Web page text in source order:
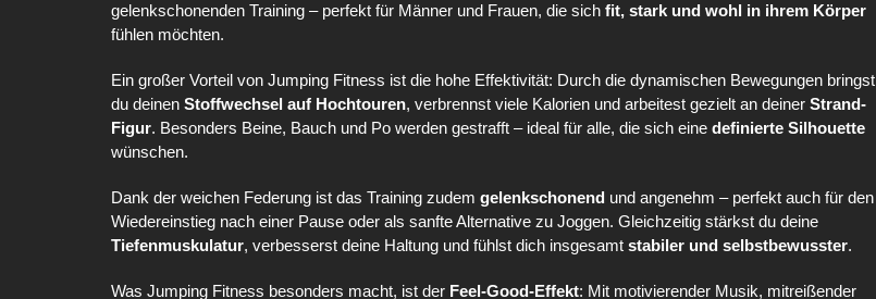
gelenkschonenden Training – perfekt für Männer und Frauen, die sich fit, stark und wohl in ihrem Körper
fühlen möchten.
Ein großer Vorteil von Jumping Fitness ist die hohe Effektivität: Durch die dynamischen Bewegungen bringst
du deinen Stoffwechsel auf Hochtouren, verbrennst viele Kalorien und arbeitest gezielt an deiner Strand-
Figur. Besonders Beine, Bauch und Po werden gestrafft – ideal für alle, die sich eine definierte Silhouette
wünschen.
Dank der weichen Federung ist das Training zudem gelenkschonend und angenehm – perfekt auch für den
Wiedereinstieg nach einer Pause oder als sanfte Alternative zu Joggen. Gleichzeitig stärkst du deine
Tiefenmuskulatur, verbesserst deine Haltung und fühlst dich insgesamt stabiler und selbstbewusster.
Was Jumping Fitness besonders macht, ist der Feel-Good-Effekt: Mit motivierender Musik, mitreißender